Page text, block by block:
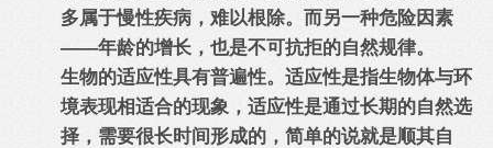
多属于慢性疾病，难以根除。而另一种危险因素
——年龄的增长，也是不可抗拒的自然规律。
生物的适应性具有普遍性。适应性是指生物体与环
境表现相适合的现象，适应性是通过长期的自然选
择，需要很长时间形成的，简单的说就是顺其自